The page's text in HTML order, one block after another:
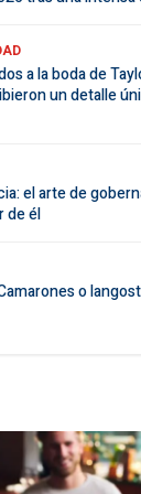
a la boda de
un detalle
el arte de
de él
o